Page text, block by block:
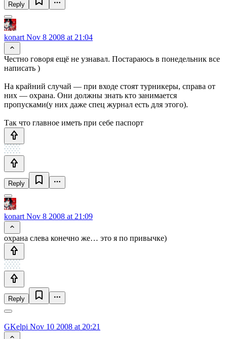
Reply
konart Nov 8 2008 at 21:04
Честно говоря ещё не узнавал. Постараюсь в понедельник все
написать )
На крайний случай — при входе стоят турникеры, справа от
них — охрана. Они должны знать кто занимается
пропусками(у них даже спец журнал есть для этого).
Так что главное иметь при себе паспорт
Reply
konart Nov 8 2008 at 21:09
охрана слева конечно же… это я по привычке)
Reply
GKelpi Nov 10 2008 at 20:21